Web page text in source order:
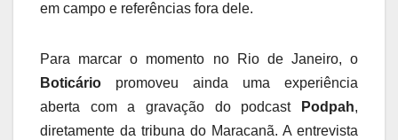
em campo e referências fora dele.
Para marcar o momento no Rio de Janeiro, o
Boticário promoveu ainda uma experiência
aberta com a gravação do podcast
Podpah,
diretamente da tribuna do Maracanã. A entrevista